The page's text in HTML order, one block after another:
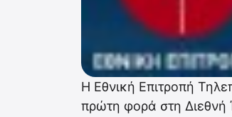
Η Εθνική Επιτροπή
πρώτη φορά στη Διεθνή